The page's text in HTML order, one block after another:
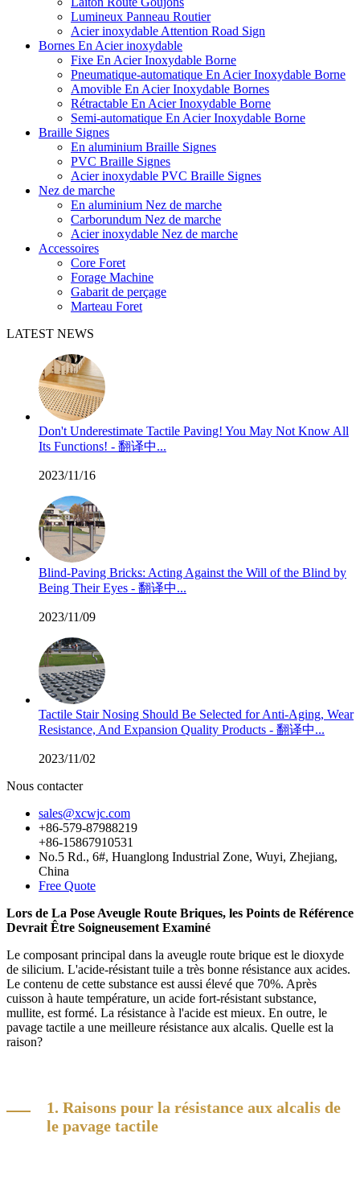
Lumineux Panneau Routier
Acier inoxydable Attention Road Sign
Bornes En Acier inoxydable
Fixe En Acier Inoxydable Borne
Pneumatique-automatique En Acier Inoxydable Borne
Amovible En Acier Inoxydable Bornes
Rétractable En Acier Inoxydable Borne
Semi-automatique En Acier Inoxydable Borne
Braille Signes
En aluminium Braille Signes
PVC Braille Signes
Acier inoxydable PVC Braille Signes
Nez de marche
En aluminium Nez de marche
Carborundum Nez de marche
Acier inoxydable Nez de marche
Accessoires
Core Foret
Forage Machine
Gabarit de perçage
Marteau Foret
LATEST NEWS
Don't Underestimate Tactile Paving! You May Not Know All
Its Functions! - 翻译中...
2023/11/16
Blind-Paving Bricks: Acting Against the Will of the Blind by
Being Their Eyes - 翻译中...
2023/11/09
Tactile Stair Nosing Should Be Selected for Anti-Aging, Wear
Resistance, And Expansion Quality Products - 翻译中...
2023/11/02
Nous contacter
sales@xcwjc.com
+86-579-87988219
+86-15867910531
No.5 Rd., 6#, Huanglong Industrial Zone, Wuyi, Zhejiang,
China
Free Quote
Lors de La Pose Aveugle Route Briques, les Points de Référence
Devrait Être Soigneusement Examiné
Le composant principal dans la aveugle route brique est le dioxyde
de silicium. L'acide-résistant tuile a très bonne résistance aux acides.
Le contenu de cette substance est aussi élevé que 70%. Après
cuisson à haute température, un acide fort-résistant substance,
mullite, est formé. La résistance à l'acide est mieux. En outre, le
pavage tactile a une meilleure résistance aux alcalis. Quelle est la
raison?
1. Raisons pour la résistance aux alcalis de
le pavage tactile